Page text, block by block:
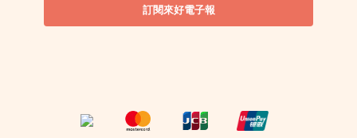
訂閱來好電子報